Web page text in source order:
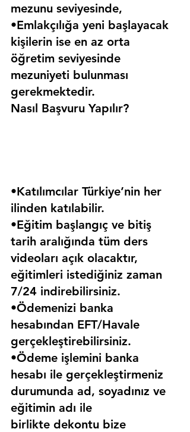
mezunu seviyesinde,
•Emlakçılığa yeni başlayacak
kişilerin ise en az orta
öğretim seviyesinde
mezuniyeti bulunması
gerekmektedir.
Nasıl Başvuru Yapılır?
•Katılımcılar Türkiye’nin her
ilinden katılabilir.
•Eğitim başlangıç ve bitiş
tarih aralığında tüm ders
videoları açık olacaktır,
eğitimleri istediğiniz zaman
7/24 indirebilirsiniz.
•Ödemenizi banka
hesabından EFT/Havale
gerçekleştirebilirsiniz.
•Ödeme işlemini banka
hesabı ile gerçekleştirmeniz
durumunda ad, soyadınız ve
eğitimin adı ile
birlikte dekontu bize